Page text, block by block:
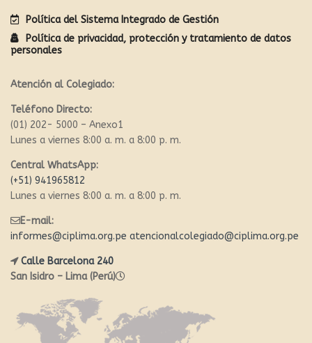
Política del Sistema Integrado de Gestión
Política de privacidad, protección y tratamiento de datos
personales
Atención al Colegiado:
Teléfono Directo:
(01) 202- 5000 – Anexo1
Lunes a viernes 8:00 a. m. a 8:00 p. m.
Central WhatsApp:
(+51) 941965812
Lunes a viernes 8:00 a. m. a 8:00 p. m.
E-mail:
informes@ciplima.org.pe atencionalcolegiado@ciplima.org.pe
Calle Barcelona 240
San Isidro – Lima (Perú)